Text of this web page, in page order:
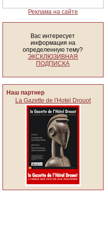
Реклама на сайте
Вас интересует
информация на
определенную тему?
ЭКСКЛЮЗИВНАЯ
ПОДПИСКА
Наш партнер
La Gazette de l'Hotel Drouot